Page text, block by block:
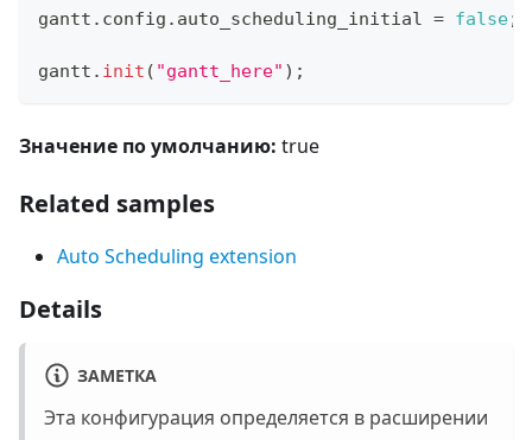
gantt . config . auto_scheduling_initial = false;
gantt . init ( "gantt_here" ) ;
Значение по умолчанию: true
Related samples
Auto Scheduling extension
Details
ЗАМЕТКА
Эта конфигурация определяется в расширении